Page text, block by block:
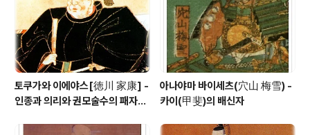
토쿠가와 이에야스[徳川 家康] -
인종과 의리와 권모술수의 패자
아나야마 바이세츠(穴山 梅雪) -
카이(甲斐)의 배신자